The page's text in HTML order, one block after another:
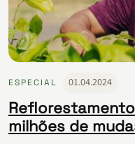
ESPECIAL 01.04.2024
milhões de